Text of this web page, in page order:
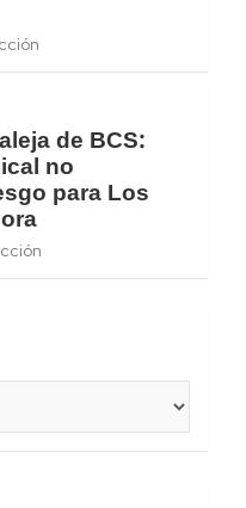
de BCS:
no
para Los